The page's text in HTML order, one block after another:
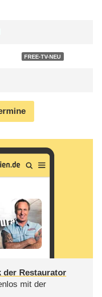
FREE-TV-NEU
der Restaurator
mit der